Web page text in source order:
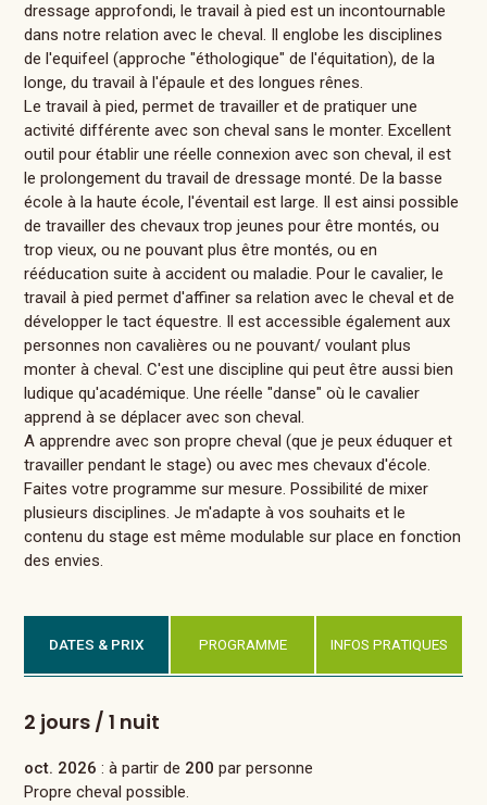
dressage approfondi, le travail à pied est un incontournable
dans notre relation avec le cheval. Il englobe les disciplines
de l'equifeel (approche "éthologique" de l'équitation), de la
longe, du travail à l'épaule et des longues rênes.
Le travail à pied, permet de travailler et de pratiquer une
activité différente avec son cheval sans le monter. Excellent
outil pour établir une réelle connexion avec son cheval, il est
le prolongement du travail de dressage monté. De la basse
école à la haute école, l'éventail est large. Il est ainsi possible
de travailler des chevaux trop jeunes pour être montés, ou
trop vieux, ou ne pouvant plus être montés, ou en
rééducation suite à accident ou maladie. Pour le cavalier, le
travail à pied permet d'affiner sa relation avec le cheval et de
développer le tact équestre. Il est accessible également aux
personnes non cavalières ou ne pouvant/ voulant plus
monter à cheval. C'est une discipline qui peut être aussi bien
ludique qu'académique. Une réelle "danse" où le cavalier
apprend à se déplacer avec son cheval.
A apprendre avec son propre cheval (que je peux éduquer et
travailler pendant le stage) ou avec mes chevaux d'école.
Faites votre programme sur mesure. Possibilité de mixer
plusieurs disciplines. Je m'adapte à vos souhaits et le
contenu du stage est même modulable sur place en fonction
des envies.
DATES & PRIX PROGRAMME INFOS PRATIQUES
2 jours / 1 nuit
oct. 2026 : à partir de 200 par personne
Propre cheval possible.